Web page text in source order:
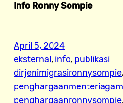
Info Ronny Sompie
April 5, 2024
eksternal, info, publikasi
dirjenimigrasironnysompie,
penghargaanronnysompie,